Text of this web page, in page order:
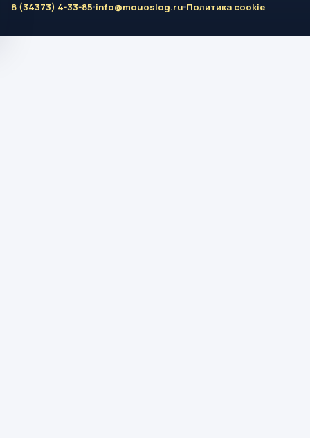
8 (34373) 4-33-85 info@mouoslog.ru Политика cookie